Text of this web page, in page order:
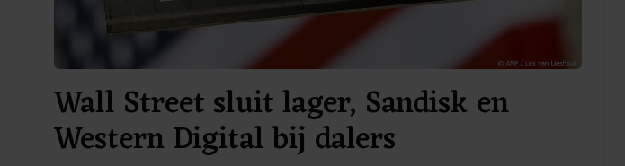
Wall Street sluit lager, Sandisk en
Western Digital bij dalers